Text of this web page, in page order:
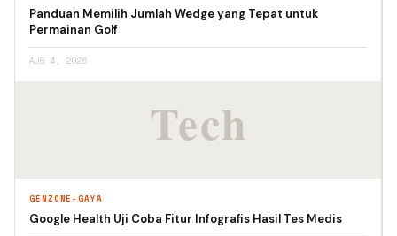
Panduan Memilih Jumlah Wedge yang Tepat untuk
Permainan Golf
AUG 4, 2026
GENZONE-GAYA
Google Health Uji Coba Fitur Infografis Hasil Tes Medis